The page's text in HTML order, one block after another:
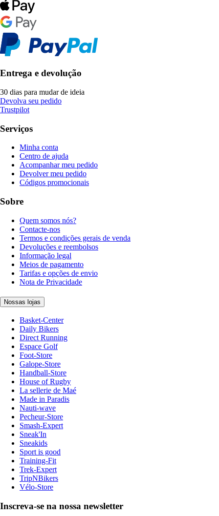
Entrega e devolução
30 dias para mudar de ideia
Devolva seu pedido
Trustpilot
Serviços
Minha conta
Centro de ajuda
Acompanhar meu pedido
Devolver meu pedido
Códigos promocionais
Sobre
Quem somos nós?
Contacte-nos
Termos e condições gerais de venda
Devoluções e reembolsos
Informação legal
Meios de pagamento
Tarifas e opções de envio
Nota de Privacidade
Nossas lojas
Basket-Center
Daily Bikers
Direct Running
Espace Golf
Foot-Store
Galope-Store
Handball-Store
House of Rugby
La sellerie de Maé
Made in Paradis
Nauti-wave
Pecheur-Store
Smash-Expert
Sneak'In
Sneakids
Sport is good
Training-Fit
Trek-Expert
TripNBikers
Vélo-Store
Inscreva-se na nossa newsletter